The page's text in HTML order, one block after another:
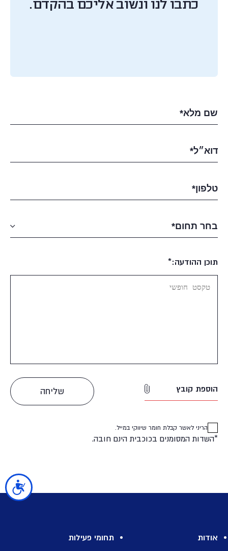
נגישות
כתבו לנו ונשוב אליכם בהקדם.
תוכן ההודעה:*
הוספת קובץ
הריני לאשר קבלת חומר שיווקי במייל.
*השדות המסומנים בכוכבית הינם חובה.
אודות תחומי פעילות